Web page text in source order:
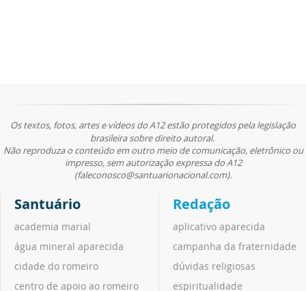
Os textos, fotos, artes e vídeos do A12 estão protegidos pela legislação
brasileira sobre direito autoral.
Não reproduza o conteúdo em outro meio de comunicação, eletrônico ou
impresso, sem autorização expressa do A12
(faleconosco@santuarionacional.com).
Santuário
academia marial
água mineral aparecida
cidade do romeiro
centro de apoio ao romeiro
Redação
aplicativo aparecida
campanha da fraternidade
dúvidas religiosas
espiritualidade